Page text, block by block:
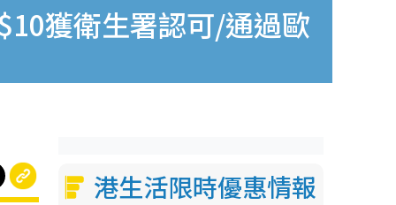
獲衛生署認可/通過歐
港生活限時優惠情報